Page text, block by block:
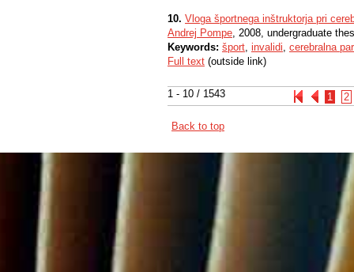
1 - 10 / 1543 1 2
10. Vloga športnega inštruktorja pri
Andrej Pompe, 2008, undergraduate
Keywords: šport, invalidi, cerebralna
Full text (outside link)
Back to top